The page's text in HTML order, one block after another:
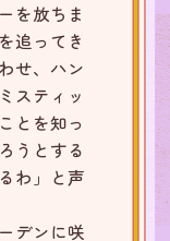
を放ちま
追ってき
せ、ハン
スティッ
とを知っ
うとする
わ」と声
デンに咲